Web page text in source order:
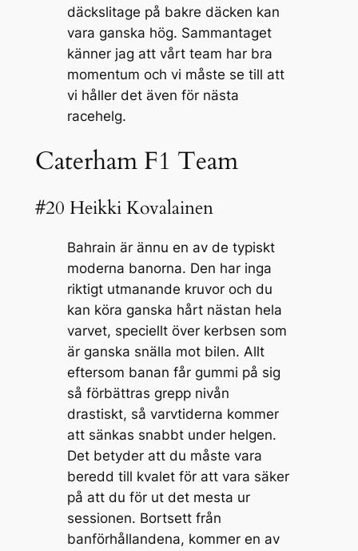
däckslitage på bakre däcken kan
vara ganska hög. Sammantaget
känner jag att vårt team har bra
momentum och vi måste se till att
vi håller det även för nästa
racehelg.
Caterham F1 Team
#20 Heikki Kovalainen
Bahrain är ännu en av de typiskt
moderna banorna. Den har inga
riktigt utmanande kruvor och du
kan köra ganska hårt nästan hela
varvet, speciellt över kerbsen som
är ganska snälla mot bilen. Allt
eftersom banan får gummi på sig
så förbättras grepp nivån
drastiskt, så varvtiderna kommer
att sänkas snabbt under helgen.
Det betyder att du måste vara
beredd till kvalet för att vara säker
på att du för ut det mesta ur
sessionen. Bortsett från
banförhållandena, kommer en av